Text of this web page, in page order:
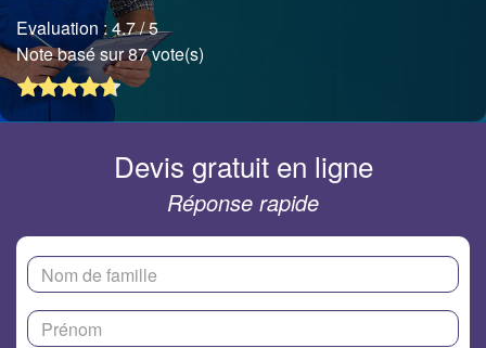
Evaluation :4.7/ 5
Note basé sur 87 vote(s)
Devis gratuit en ligne
Réponse rapide